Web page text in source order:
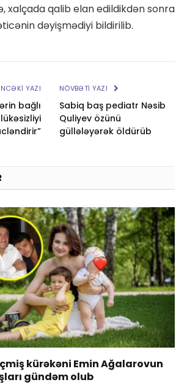
xalçada qalib elan edildikdən sonra
dəyişmədiyi bildirilib.
YAZI
bağlı
NÖVBƏTI YAZI
Sabiq baş pediatr Nəsib
Quliyev özünü
güllələyərək öldürüb
kürəkəni Emin Ağalarovun
gündəm olub